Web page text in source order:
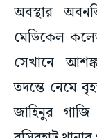
অবস্থার
মেডিকেল
সেখানে
তদন্তে নেমে
জাহিনুর